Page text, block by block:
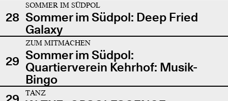
28
SOMMER IM SÜDPOL
Sommer im Südpol: Deep Fried
Galaxy
29
ZUM MITMACHEN
Sommer im Südpol:
Quartierverein Kehrhof: Musik-
Bingo
TANZ